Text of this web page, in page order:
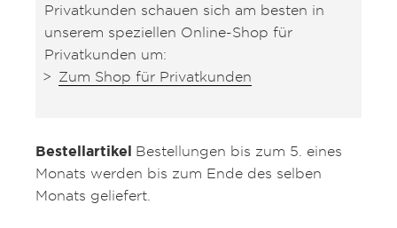
Privatkunden schauen sich am besten in
unserem speziellen Online-Shop für
Privatkunden um:
Zum Shop für Privatkunden
Bestellartikel Bestellungen bis zum 5. eines
Monats werden bis zum Ende des selben
Monats geliefert.